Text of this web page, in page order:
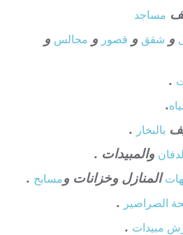
مساجد
و شقق و قصور و مجالس و
.
.
بالبخار .
والمبيدات .
المنازل وخزانات ومسابح .
الصراصير .
مبيدات .